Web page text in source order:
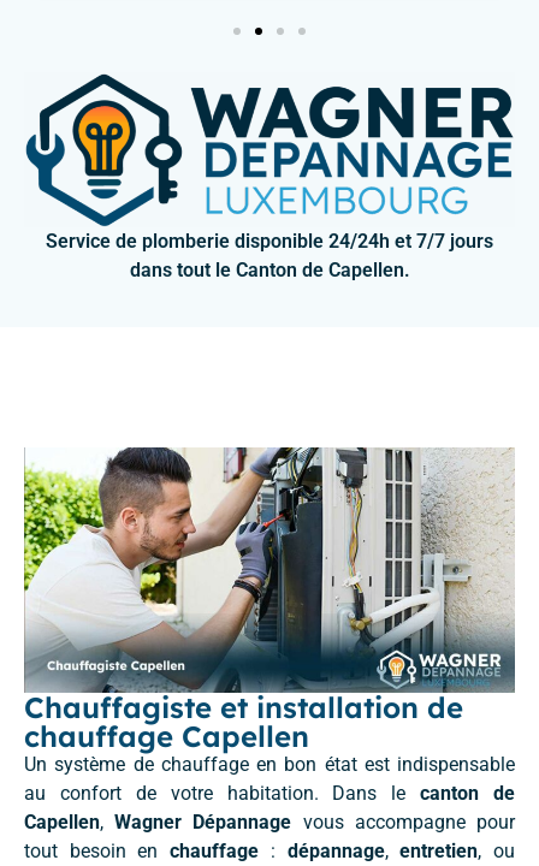
Service de plomberie disponible 24/24h et 7/7 jours
dans tout le Canton de Capellen.
Chauffagiste et installation de
chauffage Capellen
Un système de chauffage en bon état est indispensable
au confort de votre habitation. Dans lecanton de
Capellen,Wagner Dépannage vous accompagne pour
tout besoin enchauffage : dépannage,entretien, ou